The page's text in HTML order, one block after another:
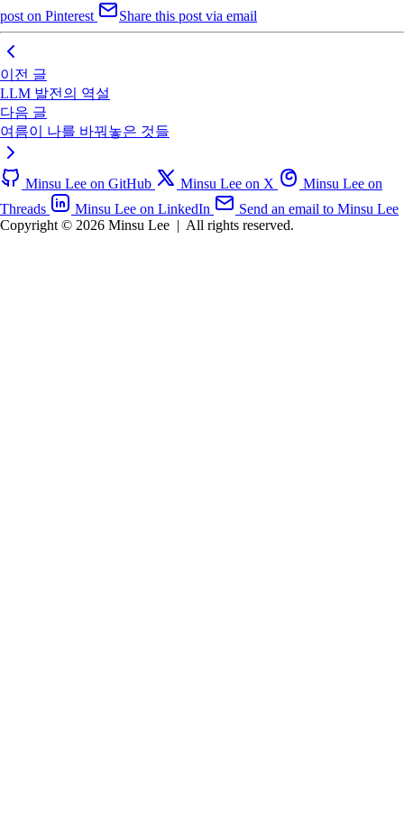
post on Pinterest
Share this post via email
이전 글
LLM 발전의 역설
다음 글
여름이 나를 바꿔놓은 것들
Minsu Lee on GitHub Minsu Lee on X
Minsu Lee on
Threads
Minsu Lee on LinkedIn
Send an email to Minsu Lee
Copyright © 2026 Minsu Lee | All rights reserved.